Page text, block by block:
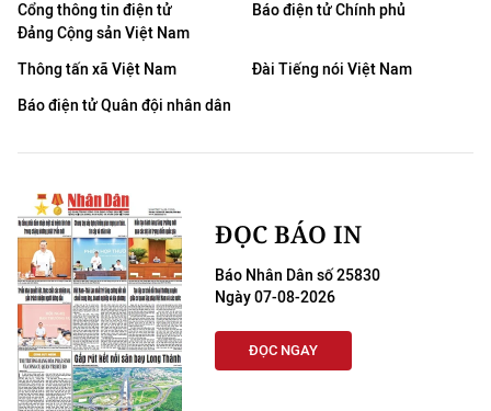
Cổng thông tin điện tử
Đảng Cộng sản Việt Nam
Báo điện tử Chính phủ
Thông tấn xã Việt Nam
Đài Tiếng nói Việt Nam
Báo điện tử Quân đội nhân dân
ĐỌC BÁO IN
Báo Nhân Dân số 25830
Ngày 07-08-2026
ĐỌC NGAY